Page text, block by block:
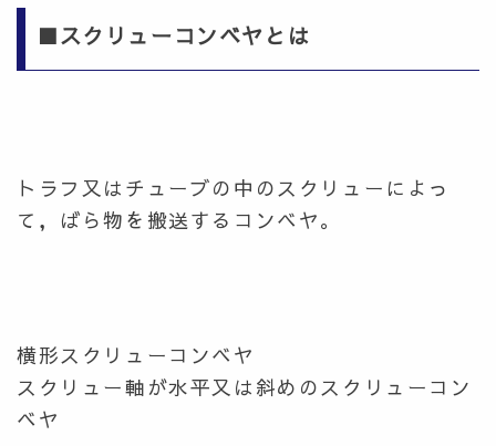
■スクリューコンベヤとは
トラフ又はチューブの中のスクリューによっ
て，ばら物を搬送するコンベヤ。
横形スクリューコンベヤ
スクリュー軸が水平又は斜めのスクリューコン
ベヤ